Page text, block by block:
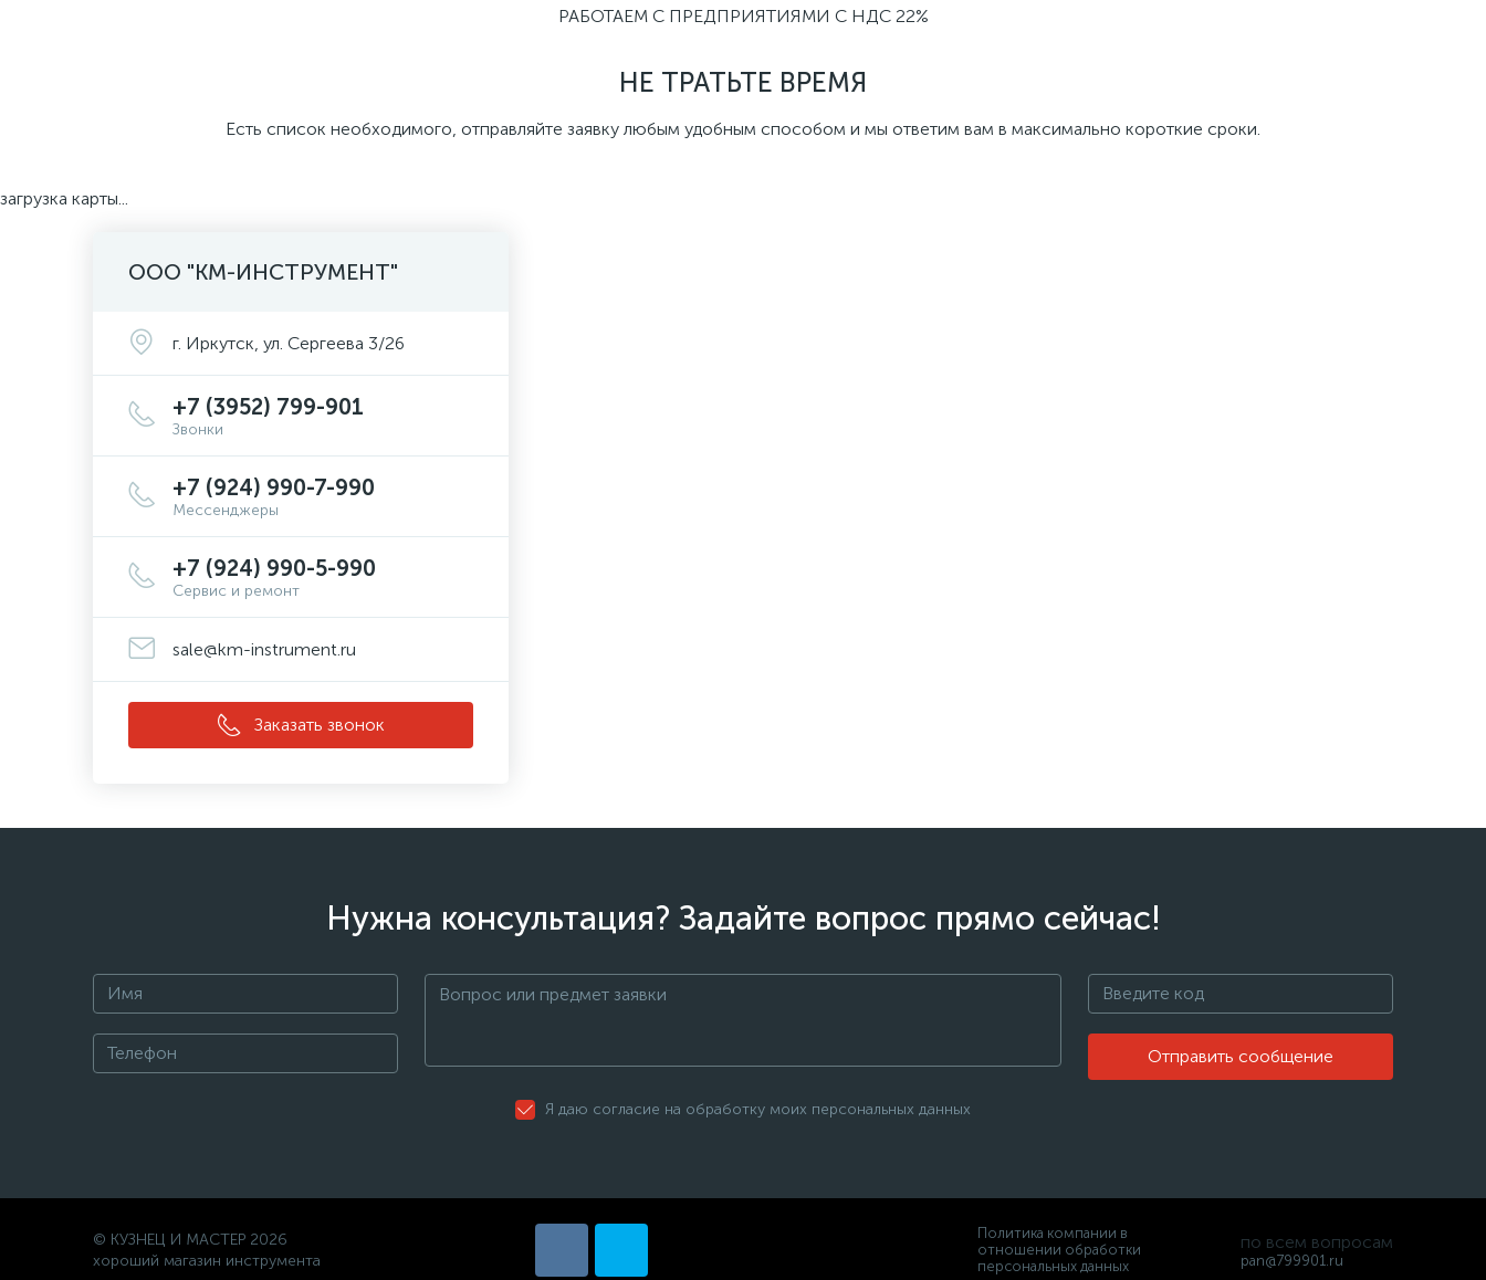
РАБОТАЕМ С ПРЕДПРИЯТИЯМИ С НДС 22%
НЕ ТРАТЬТЕ ВРЕМЯ
Есть список необходимого, отправляйте заявку любым удобным способом и мы ответим вам в максимально короткие сроки.
ООО "КМ-ИНСТРУМЕНТ"
г. Иркутск, ул. Сергеева 3/26
+7 (3952) 799-901
Звонки
+7 (924) 990-7-990
Мессенджеры
+7 (924) 990-5-990
Сервис и ремонт
sale@km-instrument.ru
Заказать звонок
загрузка карты...
Нужна консультация? Задайте вопрос прямо сейчас!
Отправить сообщение
Я даю согласие на обработку моих персональных данных
© КУЗНЕЦ И МАСТЕР 2026
хороший магазин инструмента
Политика компании в
отношении обработки
персональных данных
по всем вопросам
pan@799901.ru